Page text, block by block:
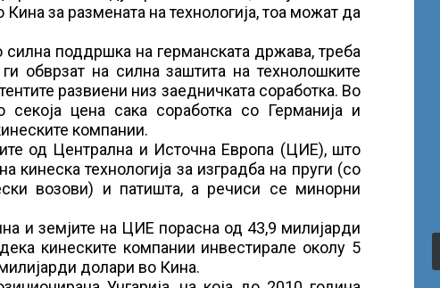
за размената на технологија, тоа можат да
поддршка на германската држава, треба
обврзат на силна заштита на технолошките
развиени низ заедничката соработка. Во
цена сака соработка со Германија и
компании.
од Централна и Источна Европа (ЦИЕ), што
кинеска технологија за изградба на пруги (со
возови) и патишта, а речиси се минорни
и земјите на ЦИЕ порасна од 43,9 милијарди
кинеските компании инвестирале околу 5
долари во Кина.